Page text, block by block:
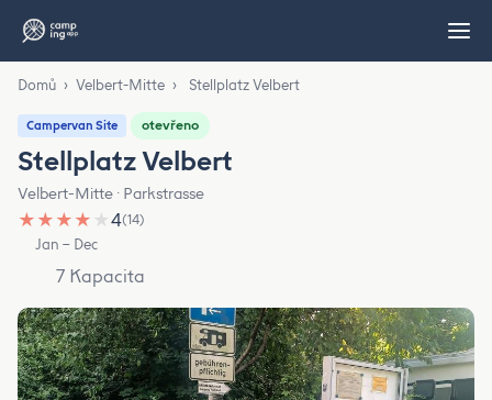
Domů › Velbert-Mitte › Stellplatz Velbert
Campervan Site otevřeno
Stellplatz Velbert
Velbert-Mitte · Parkstrasse
★ ★ ★ ★ ★4(14)
Jan – Dec
7 Kapacita